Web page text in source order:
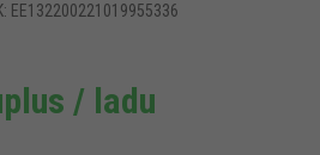
EE132200221019955336
/ ladu